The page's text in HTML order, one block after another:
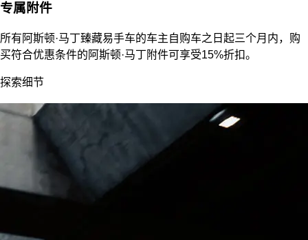
专属附件
所有阿斯顿·马丁臻藏易手车的车主自购车之日起三个月内，购
买符合优惠条件的阿斯顿·马丁附件可享受15%折扣。
探索细节